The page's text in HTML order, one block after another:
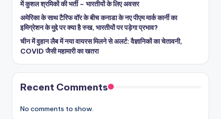
में कुशल श्रमिकों की भर्ती – भारतीयों के लिए अवसर
अमेरिका के साथ टैरिफ वॉर के बीच कनाडा के नए पीएम मार्क कार्नी का
इमिग्रेशन के मुद्दे पर क्या है रुख, भारतीयों पर पड़ेगा प्रभाव?
चीन में वुहान लैब में नया वायरस मिलने से अलर्ट: वैज्ञानिकों का चेतावनी,
COVID जैसी महामारी का खतरा
Recent Comments
No comments to show.